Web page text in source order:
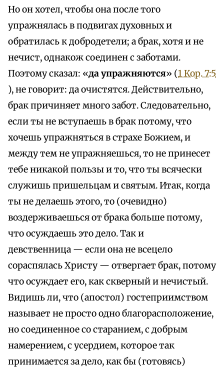
Но он хотел, чтобы она после того
упражнялась в подвигах духовных и
обратилась к добродетели; а брак, хотя и не
нечист, однакож соединен с заботами.
Поэтому сказал: «да упражняются» (1 Кор. 7:5
), не говорит: да очистятся. Действительно,
брак причиняет много забот. Следовательно,
если ты не вступаешь в брак потому, что
хочешь упражняться в страхе Божием, и
между тем не упражняешься, то не принесет
тебе никакой пользы и то, что ты всячески
служишь пришельцам и святым. Итак, когда
ты не делаешь этого, то (очевидно)
воздерживаешься от брака больше потому,
что осуждаешь это дело. Так и
девственница — если она не всецело
сораспялась Христу — отвергает брак, потому
что осуждает его, как скверный и нечистый.
Видишь ли, что (апостол) гостеприимством
называет не просто одно благорасположение,
но соединенное со старанием, с добрым
намерением, с усердием, которое так
принимается за дело, как бы (готовясь)